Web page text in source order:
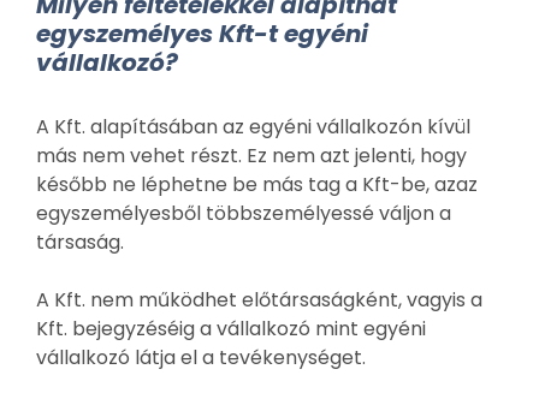
egyszemélyes Kft-t egyéni
vállalkozó?
A Kft. alapításában az egyéni vállalkozón kívül
más nem vehet részt. Ez nem azt jelenti, hogy
később ne léphetne be más tag a Kft-be, azaz
egyszemélyesből többszemélyessé váljon a
társaság.
A Kft. nem működhet előtársaságként, vagyis a
Kft. bejegyzéséig a vállalkozó mint egyéni
vállalkozó látja el a tevékenységet.